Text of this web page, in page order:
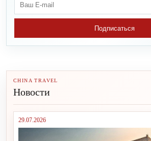
Подписаться
CHINA TRAVEL
Новости
29.07.2026